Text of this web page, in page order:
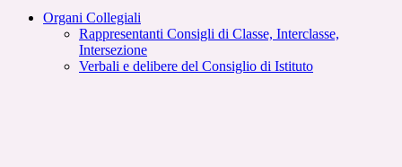
Organi Collegiali
Rappresentanti Consigli di Classe, Interclasse,
Intersezione
Verbali e delibere del Consiglio di Istituto